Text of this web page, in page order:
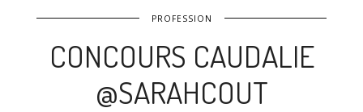
PROFESSION
CONCOURS CAUDALIE
@SARAHCOUT